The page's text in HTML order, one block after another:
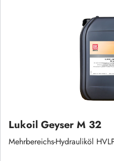
Lukoil Geyser M 32
Mehrbereichs-Hydrauliköl